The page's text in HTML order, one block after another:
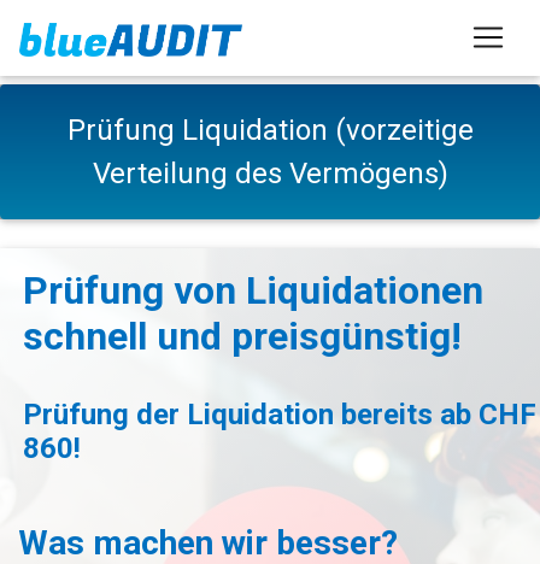
Prüfung Liquidation (vorzeitige
Verteilung des Vermögens)
Prüfung von Liquidationen
schnell und preisgünstig!
Prüfung der Liquidation bereits ab CHF
860!
Was machen wir besser?